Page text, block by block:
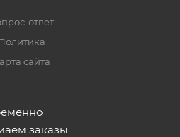
ответ
сайта
заказы